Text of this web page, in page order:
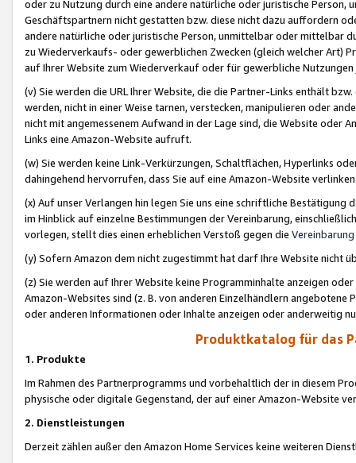
oder zu Nutzung durch eine andere natürliche oder juristische
Geschäftspartnern nicht gestatten bzw. diese nicht dazu auffordern
andere natürliche oder juristische Person, unmittelbar oder mittelbar
zu Wiederverkaufs- oder gewerblichen Zwecken (gleich welcher Art)
auf Ihrer Website zum Wiederverkauf oder für gewerbliche
(v) Sie werden die URL Ihrer Website, die die Partner-Links enthält
werden, nicht in einer Weise tarnen, verstecken, manipulieren oder
nicht mit angemessenem Aufwand in der Lage sind, die Website oder
Links eine Amazon-Website aufruft.
(w) Sie werden keine Link-Verkürzungen, Schaltflächen, Hyperlinks
dahingehend hervorrufen, dass Sie auf eine Amazon-Website
(x) Auf unser Verlangen hin legen Sie uns eine schriftliche
im Hinblick auf einzelne Bestimmungen der Vereinbarung,
vorlegen, stellt dies einen erheblichen Verstoß gegen die Vereinbarung
(y) Sofern Amazon dem nicht zugestimmt hat darf Ihre Website nicht
(z) Sie werden auf Ihrer Website keine Programminhalte anzeigen
Amazon-Websites sind (z. B. von anderen Einzelhändlern
oder anderen Informationen oder Inhalte anzeigen oder anderweitig
Produktkatalog für das
1. Produkte
Im Rahmen des Partnerprogramms und vorbehaltlich der in diesem
physische oder digitale Gegenstand, der auf einer Amazon-Website
2. Dienstleistungen
Derzeit zählen außer den Amazon Home Services keine weiteren